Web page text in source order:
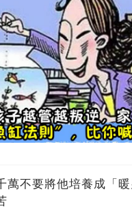
萬不要將他培養成「